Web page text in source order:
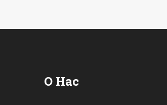
ринге и за его пределами.
О Нас